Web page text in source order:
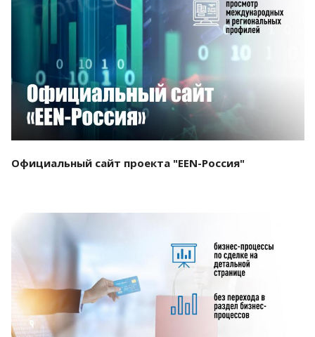
Смотреть проект
Официальный сайт проекта "EEN-Россия"